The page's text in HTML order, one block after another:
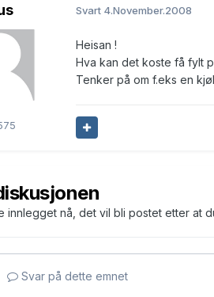
Svart 4.November.2008
Heisan !
Hva kan det koste få fylt
Tenker på om f.eks en
innlegget nå, det vil bli postet etter at
Svar på dette emnet